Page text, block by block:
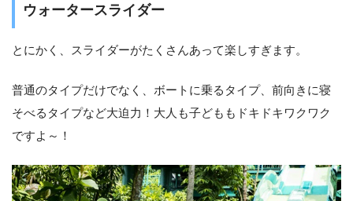
ウォータースライダー
とにかく、スライダーがたくさんあって楽しすぎます。
普通のタイプだけでなく、ボートに乗るタイプ、前向きに寝
そべるタイプなど大迫力！大人も子どももドキドキワクワク
ですよ～！